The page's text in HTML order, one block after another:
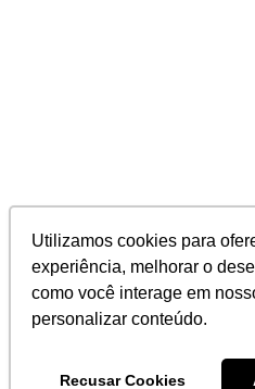
Utilizamos cookies para
experiência, melhorar o
como você interage em
personalizar conteúdo.
Recusar Cookies